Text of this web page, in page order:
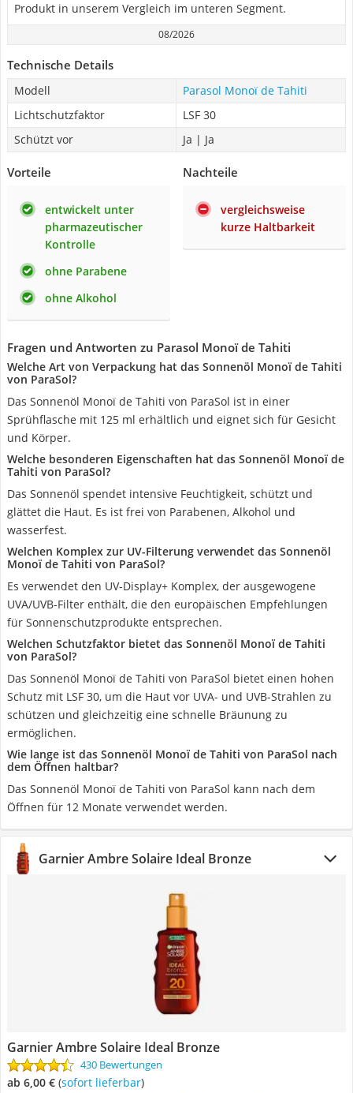
Produkt in unserem Vergleich im unteren Segment.
08/2026
Technische Details
Modell
Parasol Monoï de Tahiti
Lichtschutzfaktor
LSF 30
Schützt vor
Ja | Ja
Vorteile
entwickelt unter
pharmazeutischer
Kontrolle
ohne Parabene
ohne Alkohol
Nachteile
vergleichsweise
kurze Haltbarkeit
Fragen und Antworten zu Parasol Monoï de Tahiti
Welche Art von Verpackung hat das Sonnenöl Monoï de Tahiti
von ParaSol?
Das Sonnenöl Monoï de Tahiti von ParaSol ist in einer
Sprühflasche mit 125 ml erhältlich und eignet sich für Gesicht
und Körper.
Welche besonderen Eigenschaften hat das Sonnenöl Monoï de
Tahiti von ParaSol?
Das Sonnenöl spendet intensive Feuchtigkeit, schützt und
glättet die Haut. Es ist frei von Parabenen, Alkohol und
wasserfest.
Welchen Komplex zur UV-Filterung verwendet das Sonnenöl
Monoï de Tahiti von ParaSol?
Es verwendet den UV-Display+ Komplex, der ausgewogene
UVA/UVB-Filter enthält, die den europäischen Empfehlungen
für Sonnenschutzprodukte entsprechen.
Welchen Schutzfaktor bietet das Sonnenöl Monoï de Tahiti
von ParaSol?
Das Sonnenöl Monoï de Tahiti von ParaSol bietet einen hohen
Schutz mit LSF 30, um die Haut vor UVA- und UVB-Strahlen zu
schützen und gleichzeitig eine schnelle Bräunung zu
ermöglichen.
Wie lange ist das Sonnenöl Monoï de Tahiti von ParaSol nach
dem Öffnen haltbar?
Das Sonnenöl Monoï de Tahiti von ParaSol kann nach dem
Öffnen für 12 Monate verwendet werden.
Garnier Ambre Solaire Ideal Bronze
Garnier Ambre Solaire Ideal Bronze
430 Bewertungen
ab 6,00 € ( Sofort lieferbar)